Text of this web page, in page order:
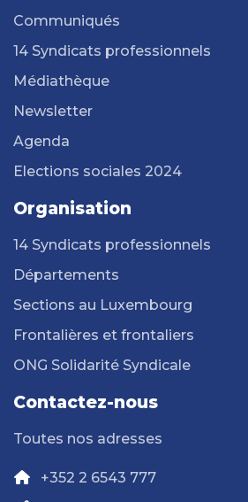
Communiqués
14 Syndicats professionnels
Médiathèque
Newsletter
Agenda
Elections sociales 2024
Organisation
14 Syndicats professionnels
Départements
Sections au Luxembourg
Frontalières et frontaliers
ONG Solidarité Syndicale
Contactez-nous
Toutes nos adresses
+352 2 6543 777